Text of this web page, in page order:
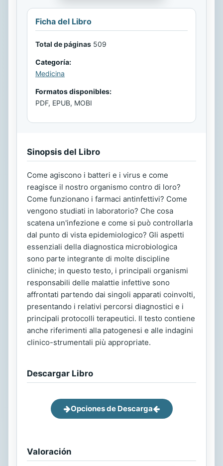
Ficha del Libro
Total de páginas 509
Categoría:
Medicina
Formatos disponibles:
PDF, EPUB, MOBI
Sinopsis del Libro
Come agiscono i batteri e i virus e come
reagisce il nostro organismo contro di loro?
Come funzionano i farmaci antinfettivi? Come
vengono studiati in laboratorio? Che cosa
scatena un'infezione e come si può controllarla
dal punto di vista epidemiologico? Gli aspetti
essenziali della diagnostica microbiologica
sono parte integrante di molte discipline
cliniche; in questo testo, i principali organismi
responsabili delle malattie infettive sono
affrontati partendo dai singoli apparati coinvolti,
presentando i relativi percorsi diagnostici e i
principali protocolli terapeutici. Il testo contiene
anche riferimenti alla patogenesi e alle indagini
clinico-strumentali più appropriate.
Descargar Libro
Opciones de Descarga
Valoración